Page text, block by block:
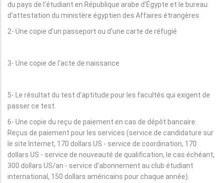
du pays de l'étudiant en République arabe d'Égypte et le bureau
d'attestation du ministère égyptien des Affaires étrangères
2- Une copie d'un passeport ou d'une carte de réfugié
3- Une copie de l'acte de naissance
5- Le résultat du test d'aptitude pour les facultés qui exigent de
passer ce test.
6- Une copie du reçu de paiement en cas de dépôt bancaire.
Reçus de paiement pour les services (service de candidature sur
le site Internet, 170 dollars US - service de coordination, 170
dollars US - service de nouveauté de qualification, le cas échéant,
300 dollars US/an - service d'abonnement au club étudiant
international, 150 dollars américains pour chaque année).